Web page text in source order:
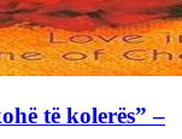
të kolerës” –